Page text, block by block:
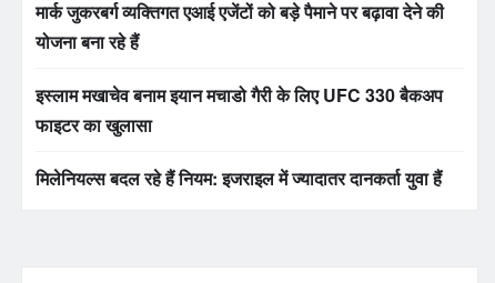
मार्क जुकरबर्ग व्यक्तिगत एआई एजेंटों को बड़े पैमाने पर बढ़ावा देने की
योजना बना रहे हैं
इस्लाम मखाचेव बनाम इयान मचाडो गैरी के लिए UFC 330 बैकअप
फाइटर का खुलासा
मिलेनियल्स बदल रहे हैं नियम: इजराइल में ज्यादातर दानकर्ता युवा हैं